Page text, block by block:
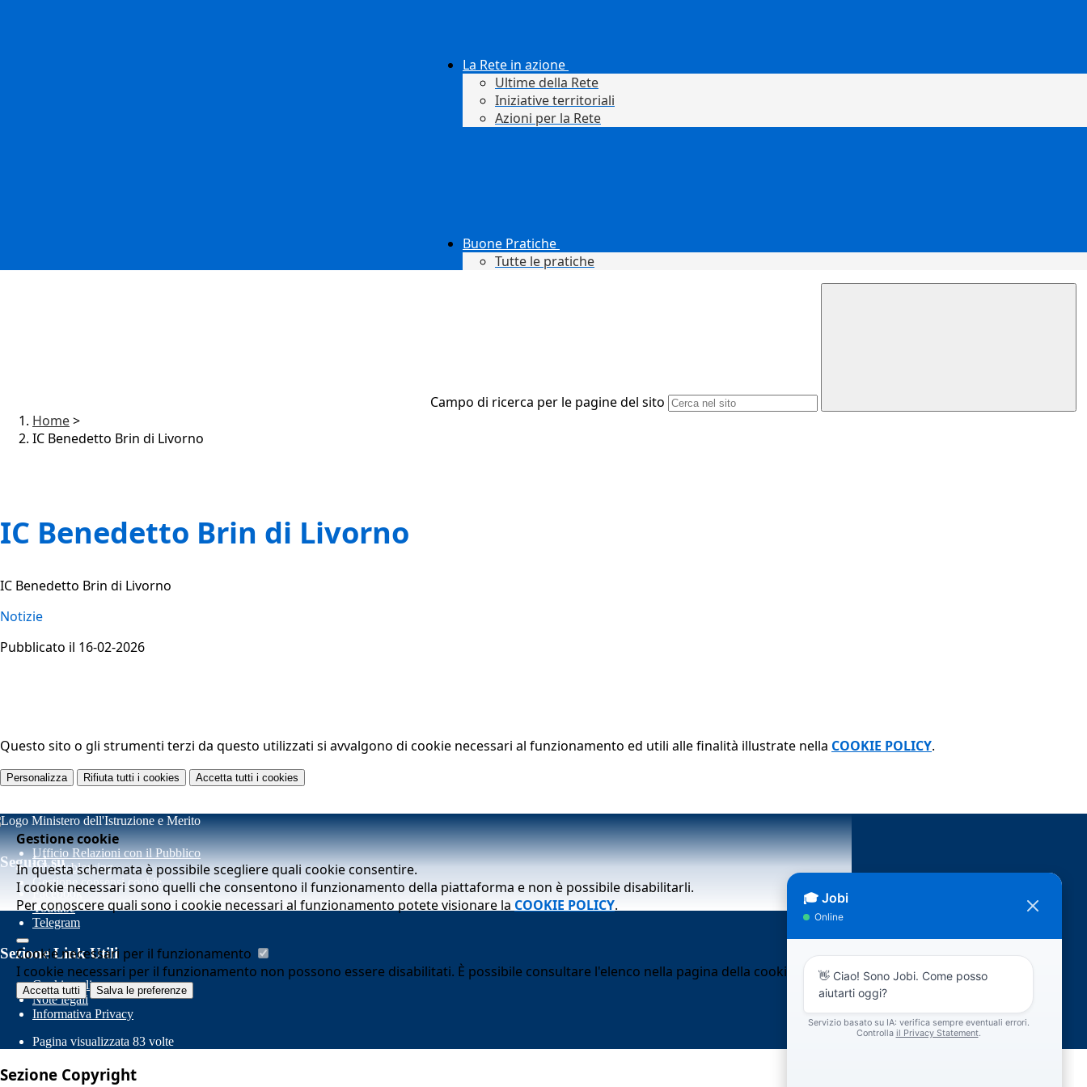
La Rete in azione
Ultime della Rete
Iniziative territoriali
Azioni per la Rete
Buone Pratiche
Tutte le pratiche
Campo di ricerca per le pagine del sito
Home>
IC Benedetto Brin di Livorno
IC Benedetto Brin di Livorno
IC Benedetto Brin di Livorno
Notizie
Pubblicato il 16-02-2026
Questo sito o gli strumenti terzi da questo utilizzati si avvalgono di cookie necessari al funzionamento ed utili alle finalità illustrate nella COOKIE POLICY.
Personalizza Rifiuta tutti i cookies Accetta tutti i cookies
Gestione cookie
In questa schermata è possibile scegliere quali cookie consentire.
I cookie necessari sono quelli che consentono il funzionamento della piattaforma e non è possibile disabilitarli.
Per conoscere quali sono i cookie necessari al funzionamento potete visionare la COOKIE POLICY.
Cookie necessari per il funzionamento
I cookie necessari per il funzionamento non possono essere disabilitati. È possibile consultare l'elenco nella pagina della cookie policy.
Accetta tutti Salva le preferenze
Ufficio Relazioni con il Pubblico
Whistleblowing
Gestione consensi cookie
Seguici su
Facebook
Youtube
Telegram
Sezione Link Utili
Cookie policy
Note legali
Informativa Privacy
Pagina visualizzata 83 volte
Sezione Copyright